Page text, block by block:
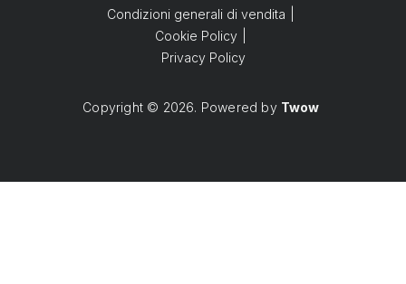
Condizioni generali di vendita
Cookie Policy
Privacy Policy
Copyright © 2026. Powered by Twow